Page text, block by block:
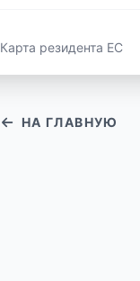
Карта резидента ЕС
НА ГЛАВНУЮ